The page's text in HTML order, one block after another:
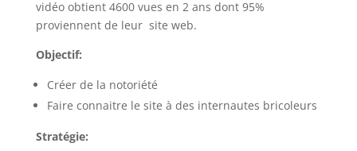
vidéo obtient 4600 vues en 2 ans dont 95%
proviennent de leur site web.
Objectif:
Créer de la notoriété
Faire connaitre le site à des internautes bricoleurs
Stratégie: